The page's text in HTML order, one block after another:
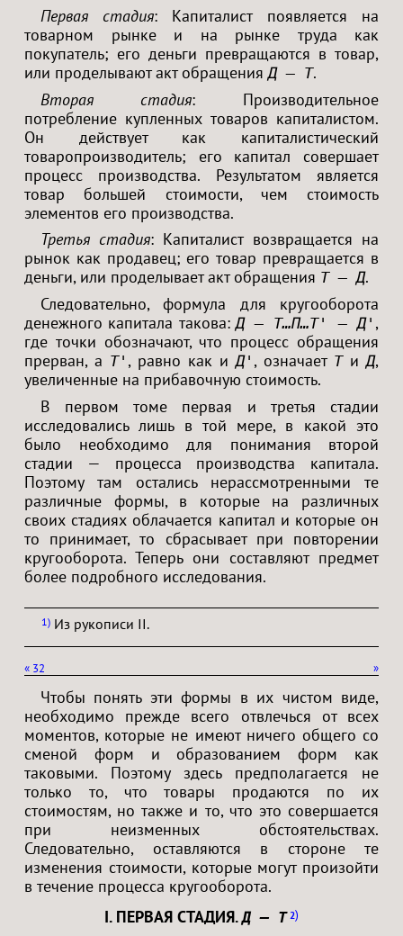
Первая стадия: Капиталист появляется на
товарном рынке и на рынке труда как
покупатель; его деньги превращаются в товар,
или проделывают акт обращенияД — Т.
Вторая стадия: Производительное
потребление купленных товаров капиталистом.
Он действует как капиталистический
товаропроизводитель; его капитал совершает
процесс производства. Результатом является
товар большей стоимости, чем стоимость
элементов его производства.
Третья стадия: Капиталист возвращается на
рынок как продавец; его товар превращается в
деньги, или проделывает акт обращения Т — Д.
Следовательно, формула для кругооборота
денежного капитала такова:Д — Т…П…Т' — Д' ,
где точки обозначают, что процесс обращения
прерван, а Т' , равно как иД' , означает ТиД,
увеличенные на прибавочную стоимость.
В первом томе первая и третья стадии
исследовались лишь в той мере, в какой это
было необходимо для понимания второй
стадии — процесса производства капитала.
Поэтому там остались нерассмотренными те
различные формы, в которые на различных
своих стадиях облачается капитал и которые он
то принимает, то сбрасывает при повторении
кругооборота. Теперь они составляют предмет
более подробного исследования.
1 Из рукописи II.
« »
32
Чтобы понять эти формы в их чистом виде,
необходимо прежде всего отвлечься от всех
моментов, которые не имеют ничего общего со
сменой форм и образованием форм как
таковыми. Поэтому здесь предполагается не
только то, что товары продаются по их
стоимостям, но также и то, что это совершается
при неизменных обстоятельствах.
Следовательно, оставляются в стороне те
изменения стоимости, которые могут произойти
в течение процесса кругооборота.
I. ПЕРВАЯ СТАДИЯ.Д — Т 2